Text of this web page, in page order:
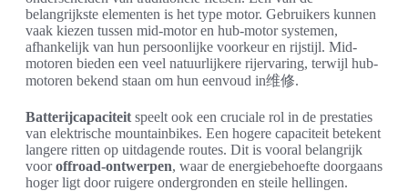
belangrijkste elementen is het type motor. Gebruikers kunnen
vaak kiezen tussen mid-motor en hub-motor systemen,
afhankelijk van hun persoonlijke voorkeur en rijstijl. Mid-
motoren bieden een veel natuurlijkere rijervaring, terwijl hub-
motoren bekend staan om hun eenvoud in维修.
Batterijcapaciteit speelt ook een cruciale rol in de prestaties
van elektrische mountainbikes. Een hogere capaciteit betekent
langere ritten op uitdagende routes. Dit is vooral belangrijk
vooroffroad-ontwerpen, waar de energiebehoefte doorgaans
hoger ligt door ruigere ondergronden en steile hellingen.